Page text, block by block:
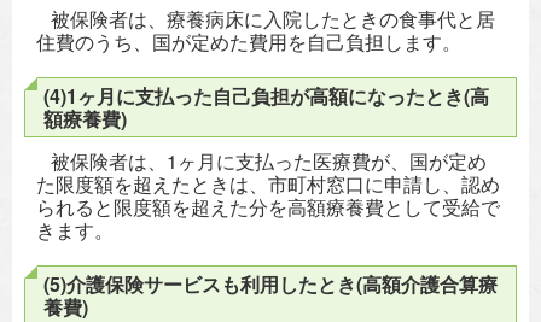
被保険者は、療養病床に入院したときの食事代と居
住費のうち、国が定めた費用を自己負担します。
(4)1ヶ月に支払った自己負担が高額になったとき(高
額療養費)
被保険者は、1ヶ月に支払った医療費が、国が定め
た限度額を超えたときは、市町村窓口に申請し、認め
られると限度額を超えた分を高額療養費として受給で
きます。
(5)介護保険サービスも利用したとき(高額介護合算療
養費)